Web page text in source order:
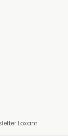
Loxam